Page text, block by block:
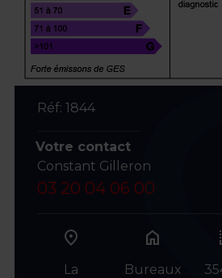
Réf: 1844
Votre contact
Constant Gilleron
03 20 04 06 00
La
home
Bureaux